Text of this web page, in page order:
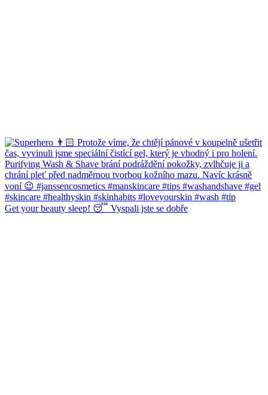
Get your beauty sleep! 😴 Vyspali jste se dobře